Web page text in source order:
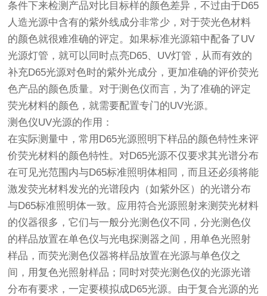
条件下来检测产品对比目标样的颜色差异，不过由于D65
人造光源中含有的紫外线成分非常少，对于荧光色材料
的颜色就很难准确的评定。如果标准光源箱中配备了UV
光源灯管，就可以同时点亮D65、UV灯管，从而有效的
补充D65光源对色时的紫外光成分，更加准确的评价荧光
色产品的颜色质量。对于测色仪而言，为了准确的评定
荧光材料的颜色，就需要配置专门的UV光源。
测色仪UV光源的作用：
在实际测量中，常用D65光源照明下样品的颜色特性来评
价荧光材料的颜色特性。对D65光源不仅要求其光谱分布
在可见光范围内与D65标准照明体相同，而且还必须将能
激发荧光材料发光的光谱段内（如紫外区）的光谱分布
与D65标准照明体一致。应用符合光源照射来测荧光材料
的仪器很多，它们与一般分光测色仪不同，分光测色仪
的样品放置在单色仪与光电探测器之间，用单色光照射
样品，而荧光测色仪器将样品放置在光源与单色仪之
间，用复色光照射样品；同时对荧光测色仪的光源光谱
分布有要求，一定要模拟成D65光源。由于复合光源的光